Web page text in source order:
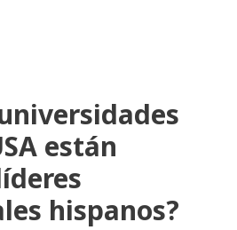
están
hispanos?